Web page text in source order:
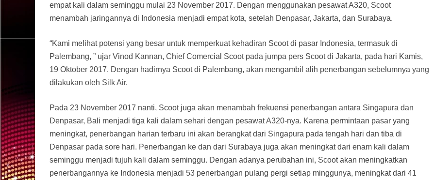
empat kali dalam seminggu mulai 23 November 2017. Dengan menggunakan pesawat A320, Scoot
menambah jaringannya di Indonesia menjadi empat kota, setelah Denpasar, Jakarta, dan Surabaya.
“Kami melihat potensi yang besar untuk memperkuat kehadiran Scoot di pasar Indonesia, termasuk di
Palembang, ” ujar Vinod Kannan, Chief Comercial Scoot pada jumpa pers Scoot di Jakarta, pada hari Kamis,
19 Oktober 2017. Dengan hadirnya Scoot di Palembang, akan mengambil alih penerbangan sebelumnya yang
dilakukan oleh Silk Air.
Pada 23 November 2017 nanti, Scoot juga akan menambah frekuensi penerbangan antara Singapura dan
Denpasar, Bali menjadi tiga kali dalam sehari dengan pesawat A320-nya. Karena permintaan pasar yang
meningkat, penerbangan harian terbaru ini akan berangkat dari Singapura pada tengah hari dan tiba di
Denpasar pada sore hari. Penerbangan ke dan dari Surabaya juga akan meningkat dari enam kali dalam
seminggu menjadi tujuh kali dalam seminggu. Dengan adanya perubahan ini, Scoot akan meningkatkan
penerbangannya ke Indonesia menjadi 53 penerbangan pulang pergi setiap minggunya, meningkat dari 41